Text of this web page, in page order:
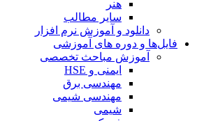
هنر
سایر مطالب
دانلود و آموزش نرم افزار
فایل‌ها و دوره های آموزشی
آموزش مباحث تخصصی
ایمنی و HSE
مهندسی برق
مهندسی شیمی
شیمی